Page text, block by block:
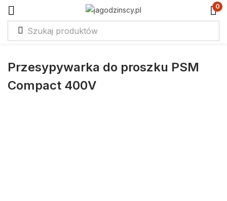
0
Przesypywarka do proszku PSM
Compact 400V